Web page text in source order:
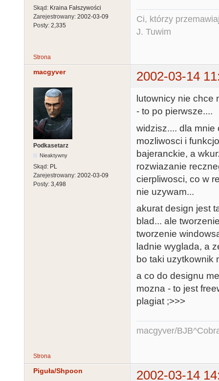
Skąd: Kraina Fałszywości
Zarejestrowany: 2002-03-09
Posty: 2,335
Ci, którzy
J. Tuwim
Strona
macgyver 2002-03-14
Podkasetarz
Nieaktywny
Skąd: PL
Zarejestrowany: 2002-03-09
Posty: 3,498
lutownicy nie chce
- to po pierwsze....
widzisz.... dla
mozliwosci i
bajeranckie, a
rozwiazanie
cierpliwosci, co w
nie uzywam...
akurat design jest
blad... ale
tworzenie
ladnie wyglada, a
bo taki uzytkownik
a co do designu
mozna - to jest
plagiat ;>>>
macgyver/
Strona
Piguła/Shpoon 2002-03-14